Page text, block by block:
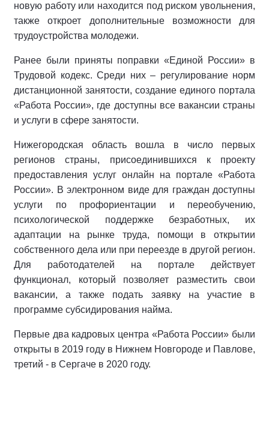
новую работу или находится под риском увольнения,
также откроет дополнительные возможности для
трудоустройства молодежи.
Ранее были приняты поправки «Единой России» в
Трудовой кодекс. Среди них – регулирование норм
дистанционной занятости, создание единого портала
«Работа России», где доступны все вакансии страны
и услуги в сфере занятости.
Нижегородская область вошла в число первых
регионов страны, присоединившихся к проекту
предоставления услуг онлайн на портале «Работа
России». В электронном виде для граждан доступны
услуги по профориентации и переобучению,
психологической поддержке безработных, их
адаптации на рынке труда, помощи в открытии
собственного дела или при переезде в другой регион.
Для работодателей на портале действует
функционал, который позволяет разместить свои
вакансии, а также подать заявку на участие в
программе субсидирования найма.
Первые два кадровых центра «Работа России» были
открыты в 2019 году в Нижнем Новгороде и Павлове,
третий - в Сергаче в 2020 году.